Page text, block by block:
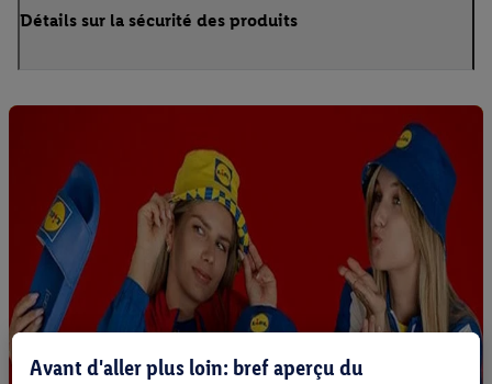
Détails sur la sécurité des produits
Avant d'aller plus loin: bref aperçu du